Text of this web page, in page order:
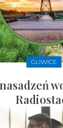
GLIWICE